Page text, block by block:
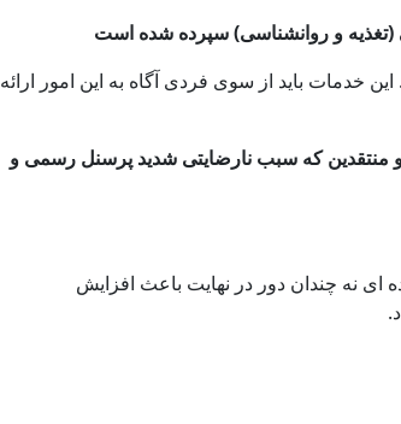
خدمات باید از سوی فردی آگاه به این امور ارائه
و منتقدین که سبب نارضایتی شدید پرسنل رسمی و
ای نه چندان دور در نهایت باعث افزایش